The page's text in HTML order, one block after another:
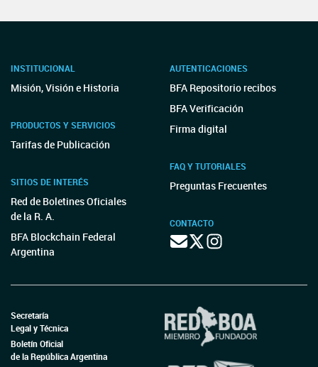
INSTITUCIONAL
Misión, Visión e Historia
PRODUCTOS Y SERVICIOS
Tarifas de Publicación
SITIOS DE INTERÉS
Red de Boletines Oficiales
de la R. A.
BFA Blockchain Federal
Argentina
AUTENTICACIONES
BFA Repositorio recibos
BFA Verificación
Firma digital
FAQ Y TUTORIALES
Preguntas Frecuentes
CONTACTO
Secretaría
Legal y Técnica
Boletín Oficial
de la República Argentina